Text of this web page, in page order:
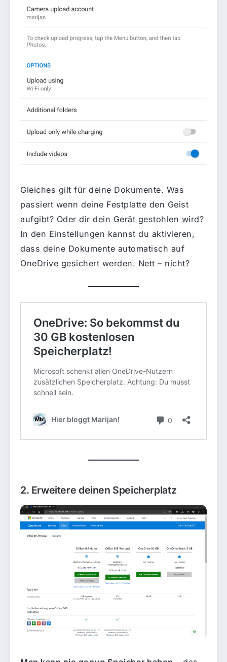
Gleiches gilt für deine Dokumente. Was
passiert wenn deine Festplatte den Geist
aufgibt? Oder dir dein Gerät gestohlen wird?
In den Einstellungen kannst du aktivieren,
dass deine Dokumente automatisch auf
OneDrive gesichert werden. Nett – nicht?
2. Erweitere deinen Speicherplatz